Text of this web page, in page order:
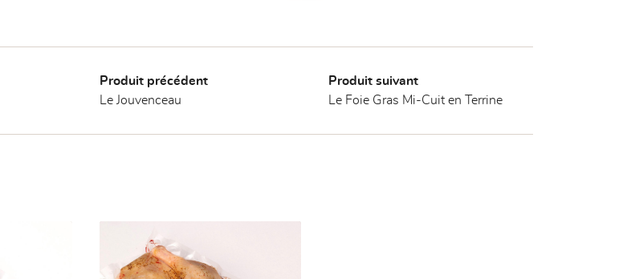
Produit précédent
Le Jouvenceau
Produit suivant
Le Foie Gras Mi-Cuit en Terrine